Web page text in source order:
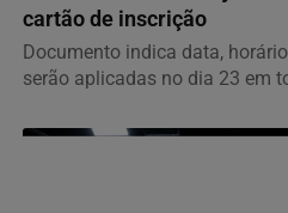
cartão de inscrição
Documento indica data,
serão aplicadas no dia 23 em